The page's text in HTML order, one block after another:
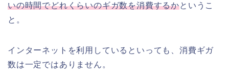
いの時間でどれくらいのギガ数を消費するかというこ
と。
インターネットを利用しているといっても、消費ギガ
数は一定ではありません。